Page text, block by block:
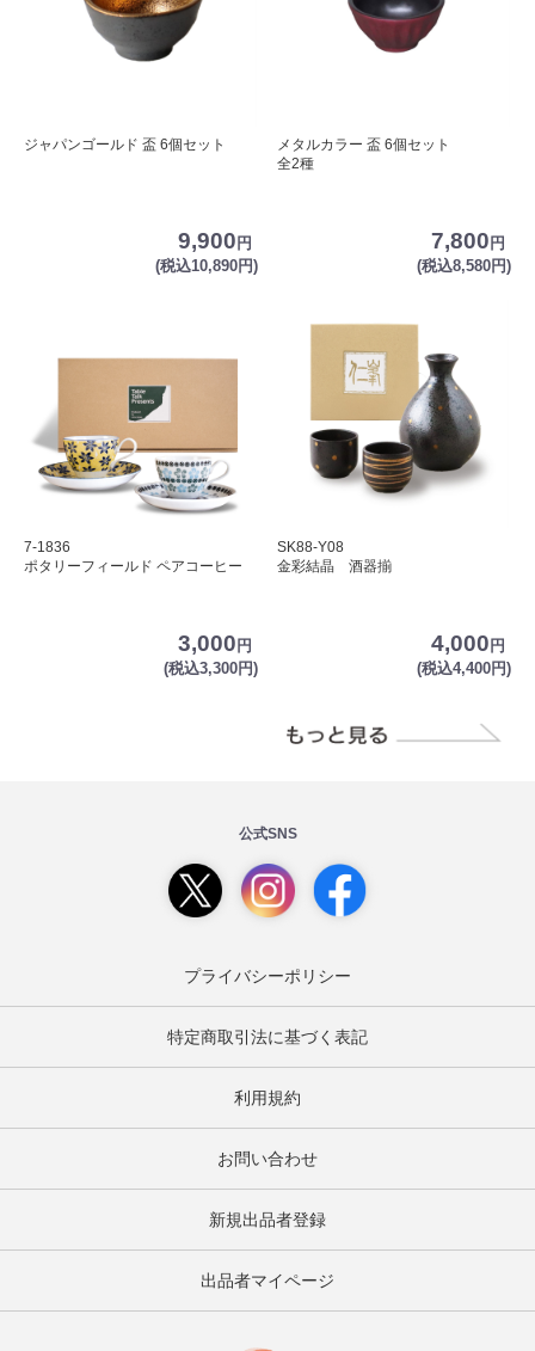
ジャパンゴールド 盃 6個セット
9,900円
(税込10,890円)
メタルカラー 盃 6個セット
全2種
7,800円
(税込8,580円)
7-1836
ポタリーフィールド ペアコーヒー
3,000 円
(税込3,300円)
SK88-Y08
金彩結晶 酒器揃
4,000 円
(税込4,400円)
公式SNS
プライバシーポリシー
特定商取引法に基づく表記
利用規約
お問い合わせ
新規出品者登録
出品者マイページ